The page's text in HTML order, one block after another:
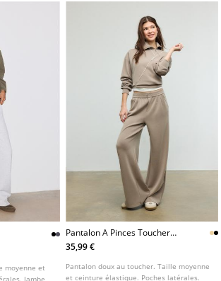
moyenne et
Jambe
Pantalon A Pinces Toucher
Doux
35,99 €
Pantalon doux au toucher. Taille moyenne
et ceinture élastique. Poches latérales.